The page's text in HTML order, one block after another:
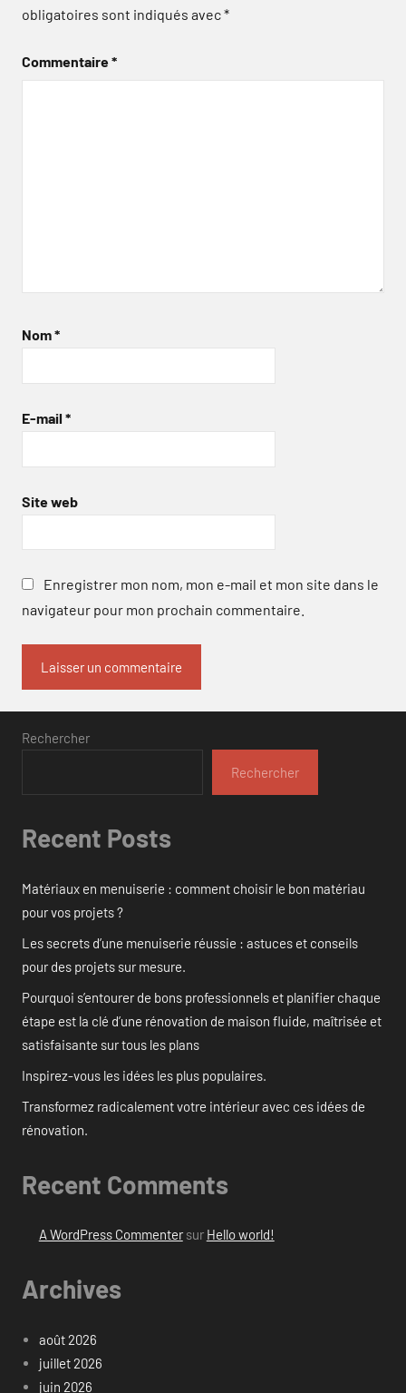
obligatoires sont indiqués avec*
Commentaire*
Nom*
E-mail *
Site web
Enregistrer mon nom, mon e-mail et mon site dans le
navigateur pour mon prochain commentaire.
Rechercher
Rechercher
Recent Posts
Matériaux en menuiserie : comment choisir le bon matériau
pour vos projets ?
Les secrets d’une menuiserie réussie : astuces et conseils
pour des projets sur mesure.
Pourquoi s’entourer de bons professionnels et planifier chaque
étape est la clé d’une rénovation de maison fluide, maîtrisée et
satisfaisante sur tous les plans
Inspirez-vous les idées les plus populaires.
Transformez radicalement votre intérieur avec ces idées de
rénovation.
Recent Comments
A WordPress Commentersur Hello world!
Archives
août 2026
juillet 2026
juin 2026